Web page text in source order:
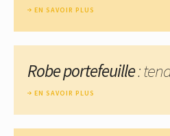
EN SAVOIR PLUS
Robe portefeuille:
EN SAVOIR PLUS